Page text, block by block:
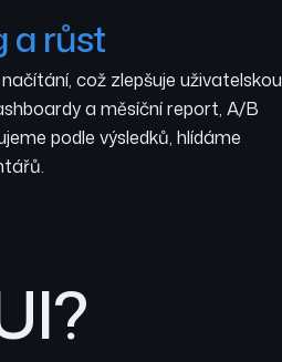
a růst
což zlepšuje uživatelskou
a měsíční report, A/B
podle výsledků, hlídáme